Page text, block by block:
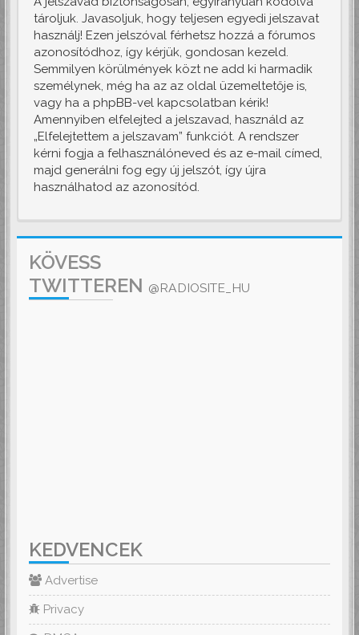
tároljuk. Javasoljuk, hogy teljesen egyedi jelszavat
használj! Ezen jelszóval férhetsz hozzá a fórumos
azonosítódhoz, így kérjük, gondosan kezeld.
Semmilyen körülmények közt ne add ki harmadik
személynek, még ha az az oldal üzemeltetője is,
vagy ha a phpBB-vel kapcsolatban kérik!
Amennyiben elfelejted a jelszavad, használd az
„Elfelejtettem a jelszavam” funkciót. A rendszer
kérni fogja a felhasználóneved és az e-mail címed,
majd generálni fog egy új jelszót, így újra
használhatod az azonosítód.
KÖVESS
TWITTEREN @RADIOSITE_HU
KEDVENCEK
Advertise
Privacy